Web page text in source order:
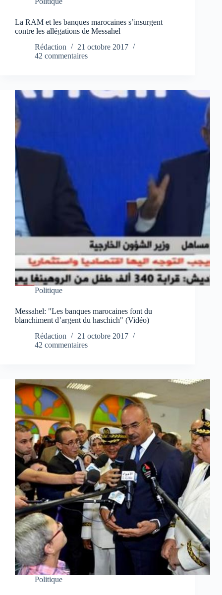
La RAM et les banques marocaines s’insurgent
contre les allégations de Messahel
Rédaction
21 octobre 2017
42 commentaires
Politique
Messahel: "Les banques marocaines font du
blanchiment d’argent du haschich" (Vidéo)
Rédaction
21 octobre 2017
42 commentaires
Politique